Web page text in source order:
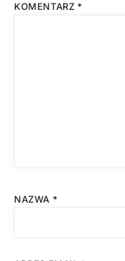
KOMENTARZ *
NAZWA *